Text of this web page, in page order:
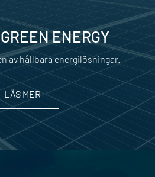
ENERGY
av hållbara energilösningar.
LÄS MER